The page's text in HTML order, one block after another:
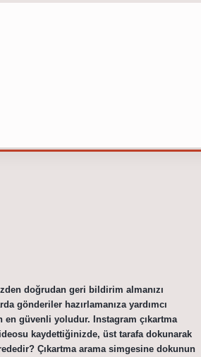
doğrudan geri bildirim almanızı
gönderiler hazırlamanıza yardımcı
güvenli yoludur. Instagram çıkartma
kaydettiğinizde, üst tarafa dokunarak
Çıkartma arama simgesine dokunun